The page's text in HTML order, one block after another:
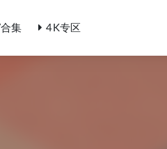
集 4K专区